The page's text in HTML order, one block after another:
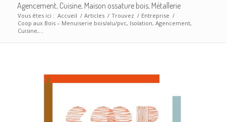
Agencement, Cuisine, Maison ossature bois, Métallerie
Vous êtes ici : Accueil / Articles / Trouvez / Entreprise /
Coop aux Bois – Menuiserie bois/alu/pvc, Isolation, Agencement,
Cuisine,...